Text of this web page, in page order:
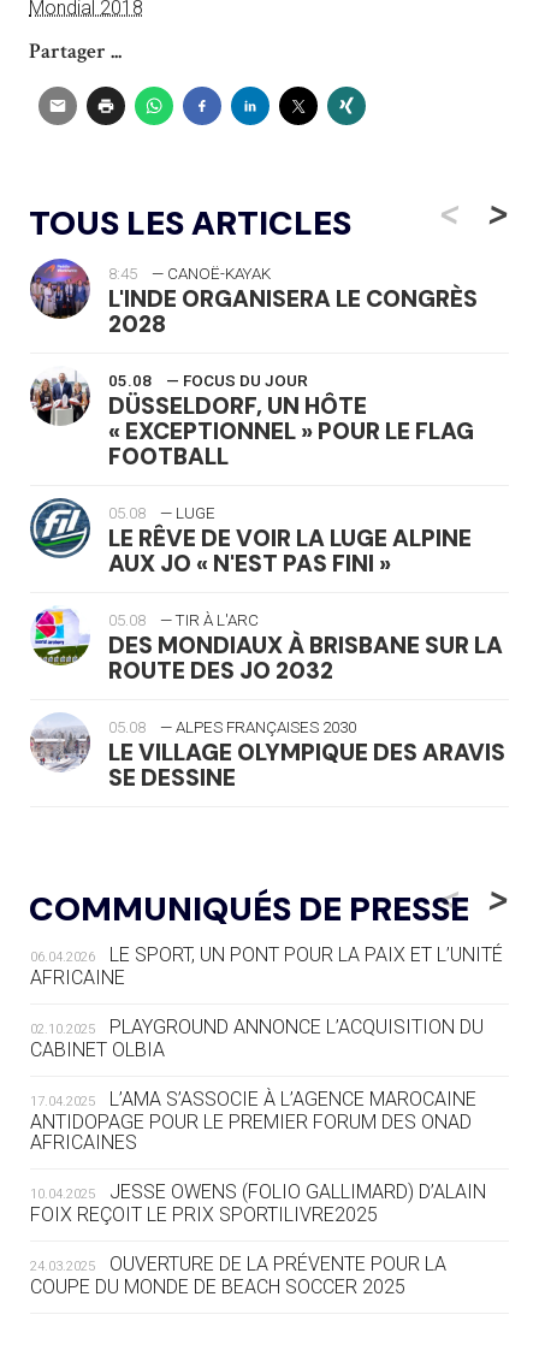
Mondial 2018
Partager ...
TOUS LES ARTICLES <
8:45 — CANOË-KAYAK
L'INDE ORGANISERA LE CONGRÈS
2028
05.08 — FOCUS DU JOUR
DÜSSELDORF, UN HÔTE
« EXCEPTIONNEL » POUR LE FLAG
FOOTBALL
05.08 — LUGE
LE RÊVE DE VOIR LA LUGE ALPINE
AUX JO « N'EST PAS FINI »
05.08 — TIR À L'ARC
DES MONDIAUX À BRISBANE SUR LA
ROUTE DES JO 2032
05.08 — ALPES FRANÇAISES 2030
LE VILLAGE OLYMPIQUE DES ARAVIS
SE DESSINE
LE COJOP A TROUVÉ SON VILLAGE
OLYMPIQUE LYONNAIS
04.08 — ALLEMAGNE
« L'ALLEMAGNE PEUT DÉMONTRER
COMMENT ORGANISER DES JO
RESPONSABLES »
04.08 — ESCRIME
LA FIE LANCE LES GRANDES
MANŒUVRES EN VUE DES JO
04.08 — DAKAR 2026
DES FRESQUES CÉLÈBRENT LES JOJ
03.08 —
>
COMMUNIQUÉS DE PRESSE
<
06.04.2026
LE SPORT, UN PONT POUR LA PAIX ET L’UNITÉ
AFRICAINE
02.10.2025
PLAYGROUND ANNONCE L’ACQUISITION DU
CABINET OLBIA
17.04.2025
L’AMA S’ASSOCIE À L’AGENCE MAROCAINE
ANTIDOPAGE POUR LE PREMIER FORUM DES ONAD
AFRICAINES
10.04.2025
JESSE OWENS (FOLIO GALLIMARD) D’ALAIN
FOIX REÇOIT LE PRIX SPORTILIVRE2025
24.03.2025
OUVERTURE DE LA PRÉVENTE POUR LA
COUPE DU MONDE DE BEACH SOCCER 2025
>